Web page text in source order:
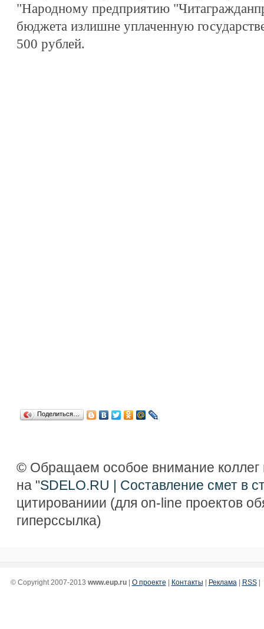
"Народному предприятию
бюджета излишне уплаченную
500 рублей.
Поделиться…
© Обращаем особое внимание коллег
на "SDELO.RU | Составление смет в
цитированиии (для on-line проектов
гиперссылка)
© Copyright 2007-2013 www.eup.ru| О проекте | Контакты | Реклама | RSS|